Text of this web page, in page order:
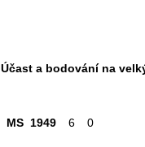
Účast a bodování na
MS 1949 6 0